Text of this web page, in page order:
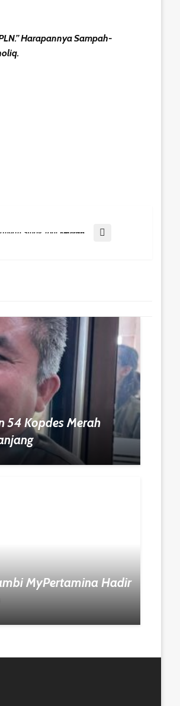
Harapannya Sampah-
Dewan Dukung Larangan Study Tour Ke Luar Daerah
54 Kopdes Merah
MyPertamina Hadir